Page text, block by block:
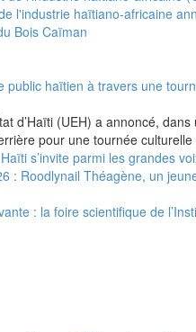
l'industrie haïtiano-africaine
Bois Caïman
haïtien à travers une
d’Haïti (UEH) a annoncé,
pour une tournée
s’invite parmi les grandes
: Roodlynail Théagène, un
: la foire scientifique de